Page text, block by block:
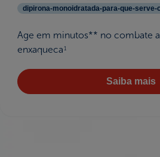
dipirona-monoidratada-para-que-serve-
Age em minutos** no combate
enxaqueca1
Saiba mais